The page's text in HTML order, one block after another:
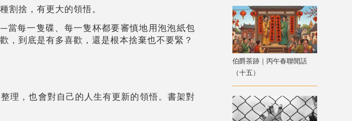
割捨，有更大的領悟。
每一隻碟、每一隻杯都要審慎地用泡泡紙包
，到底是有多喜歡，還是根本捨棄也不要緊？
理，也會對自己的人生有更新的領悟。書架對
伯爵茶跡｜丙午春聯閒話
（十五）